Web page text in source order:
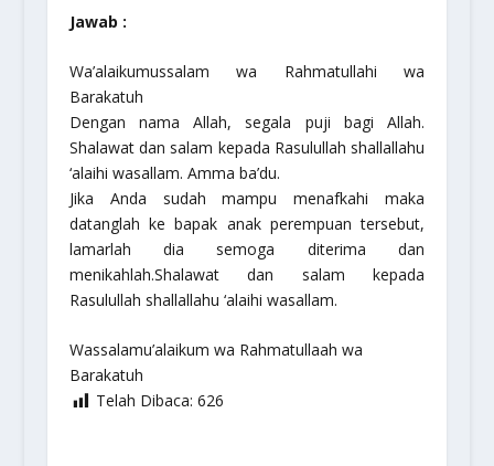
Jawab :
Wa’alaikumussalam wa Rahmatullahi wa
Barakatuh
Dengan nama Allah, segala puji bagi Allah.
Shalawat dan salam kepada Rasulullah shallallahu
‘alaihi wasallam. Amma ba’du.
Jika Anda sudah mampu menafkahi maka
datanglah ke bapak anak perempuan tersebut,
lamarlah dia semoga diterima dan
menikahlah.Shalawat dan salam kepada
Rasulullah shallallahu ‘alaihi wasallam.
Wassalamu’alaikum wa Rahmatullaah wa
Barakatuh
Telah Dibaca: 626